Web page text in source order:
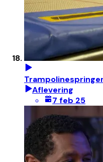
Aflevering
7 feb 25